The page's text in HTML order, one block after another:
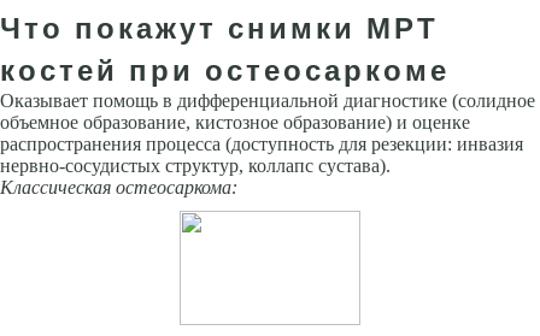
Что покажут снимки МРТ
костей при остеосаркоме
Оказывает помощь в дифференциальной диагностике (солидное
объемное образование, кистозное образование) и оценке
распространения процесса (доступность для резекции: инвазия
нервно-сосудистых структур, коллапс сустава).
Классическая остеосаркома: